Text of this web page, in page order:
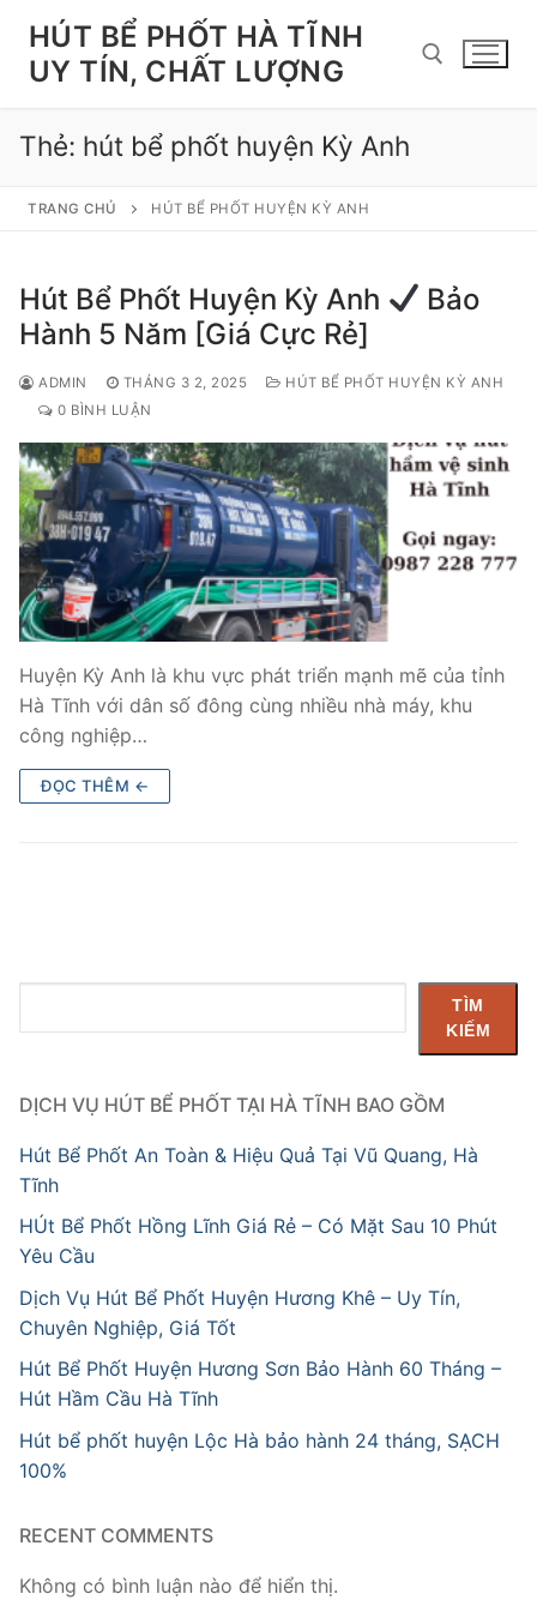
Chuyển
đếnHÚT BỂ PHỐT HÀ TĨNH
UY TÍN, CHẤT LƯỢNG
Tìm kiếm cho:
Thẻ: hút bể phốt huyện Kỳ Anh
TRANG CHỦ HÚT BỂ PHỐT HUYỆN KỲ ANH
Hút Bể Phốt Huyện Kỳ Anh
Bảo
Hành 5 Năm [Giá Cực Rẻ]
ADMIN THÁNG 3 2, 2025
HÚT BỂ PHỐT HUYỆN KỲ ANH
0 BÌNH LUẬN
Huyện Kỳ Anh là khu vực phát triển mạnh mẽ của tỉnh
Hà Tĩnh với dân số đông cùng nhiều nhà máy, khu
công nghiệp…
ĐỌC THÊM ←
kiếm
TÌM
KIẾM
DỊCH VỤ HÚT BỂ PHỐT TẠI HÀ TĨNH BAO GỒM
Hút Bể Phốt An Toàn & Hiệu Quả Tại Vũ Quang, Hà
Tĩnh
HÚt Bể Phốt Hồng Lĩnh Giá Rẻ – Có Mặt Sau 10 Phút
Yêu Cầu
Dịch Vụ Hút Bể Phốt Huyện Hương Khê – Uy Tín,
Chuyên Nghiệp, Giá Tốt
Hút Bể Phốt Huyện Hương Sơn Bảo Hành 60 Tháng –
Hút Hầm Cầu Hà Tĩnh
Hút bể phốt huyện Lộc Hà bảo hành 24 tháng, SẠCH
100%
RECENT COMMENTS
Không có bình luận nào để hiển thị.